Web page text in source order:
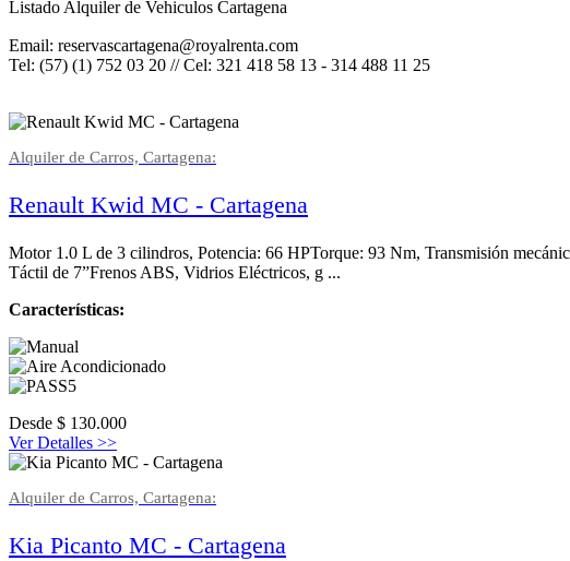
Listado Alquiler de Vehiculos Cartagena
Email: reservascartagena@royalrenta.com
Tel: (57) (1) 752 03 20 // Cel: 321 418 58 13 - 314 488 11 25
Alquiler de Carros, Cartagena:
Renault Kwid MC - Cartagena
Motor 1.0 L de 3 cilindros, Potencia: 66 HPTorque: 93 Nm, Transmisión
Táctil de 7”Frenos ABS, Vidrios Eléctricos, g ...
Características:
Desde $ 130.000
Ver Detalles >>
Alquiler de Carros, Cartagena:
Kia Picanto MC - Cartagena